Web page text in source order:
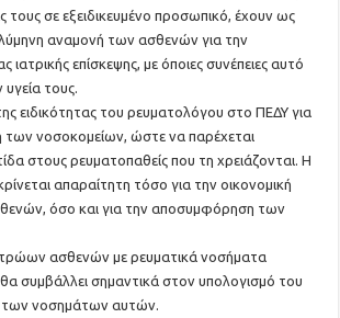
τους σε εξειδικευμένο προσωπικό, έχουν ως
αναμονή των ασθενών για την
ιατρικής επίσκεψης, με όποιες συνέπειες αυτό
υγεία τους.
ειδικότητας του ρευματολόγου στο ΠΕΔΥ για
νοσοκομείων, ώστε να παρέχεται
στους ρευματοπαθείς που τη χρειάζονται. Η
απαραίτητη τόσο για την οικονομική
όσο και για την αποσυμφόρηση των
ασθενών με ρευματικά νοσήματα
συμβάλλει σημαντικά στον υπολογισμό του
των νοσημάτων αυτών.